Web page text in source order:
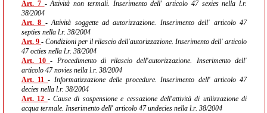
Art. 7 - Attività non termali. Inserimento dell' articolo 47 sexies nella l.r.
38/2004
Art. 8 - Attività soggette ad autorizzazione. Inserimento dell' articolo 47
septies nella l.r. 38/2004
Art. 9 - Condizioni per il rilascio dell'autorizzazione. Inserimento dell' articolo
47 octies nella l.r. 38/2004
Art. 10 - Procedimento di rilascio dell'autorizzazione. Inserimento dell'
articolo 47 novies nella l.r. 38/2004
Art. 11- Informatizzazione delle procedure. Inserimento dell' articolo 47
decies nella l.r. 38/2004
Art. 12 - Cause di sospensione e cessazione dell'attività di utilizzazione di
acqua termale. Inserimento dell' articolo 47 undecies nella l.r. 38/2004